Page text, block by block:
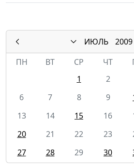
ИЮЛЬ
2009
ПН
ВТ СР ЧТ
1
2
6
7 8 9
13
14 15 16
20
21 22 23
27
28 29 30